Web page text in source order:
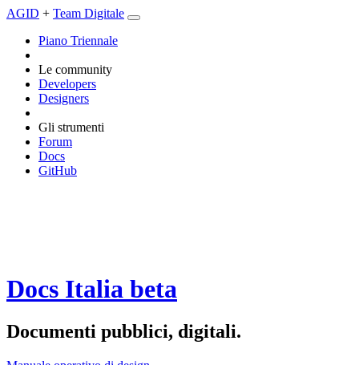
AGID + Team Digitale
Piano Triennale
Le community
Developers
Designers
Gli strumenti
Forum
Docs
GitHub
Docs Italia beta
Documenti pubblici, digitali.